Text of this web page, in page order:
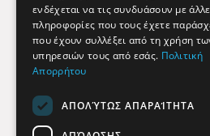
Πολιτική
Findhere
Social Media
ενδέχεται να τις συνδυάσουν με
πληροφορίες που τους έχετε
που έχουν συλλέξει από τη χρήση
υπηρεσιών τους από εσάς. Πολιτική
Απορρήτου
ΑΠΟΛΎΤΩΣ ΑΠΑΡΑΊΤΗΤΑ